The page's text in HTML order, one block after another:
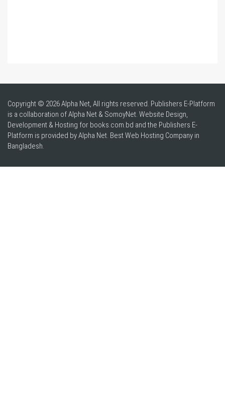
Copyright © 2026 Alpha Net, All rights reserved. Publishers E-Platform
is a collaboration of Alpha Net & SomoyNet. Website Design,
Development & Hosting for books.com.bd and the Publishers E-
Platform is provided by Alpha Net. BestWeb Hosting Company in
Bangladesh.